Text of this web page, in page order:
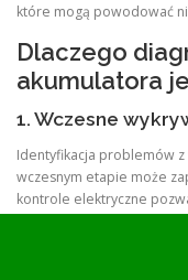
które mogą powodować
Dlaczego
akumulatora
1. Wczesne
Identyfikacja problemów z
wczesnym etapie może
kontrole elektryczne
2. Poprawa